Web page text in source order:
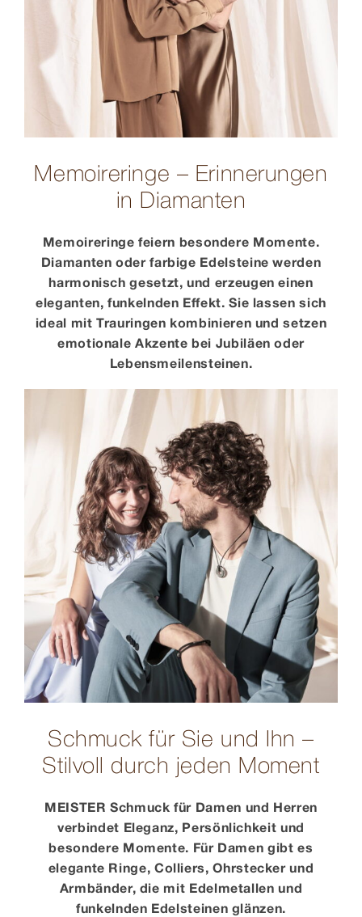
Memoireringe – Erinnerungen
in Diamanten
Memoireringe feiern besondere Momente.
Diamanten oder farbige Edelsteine werden
harmonisch gesetzt, und erzeugen einen
eleganten, funkelnden Effekt. Sie lassen sich
ideal mit Trauringen kombinieren und setzen
emotionale Akzente bei Jubiläen oder
Lebensmeilensteinen.
Schmuck für Sie und Ihn –
Stilvoll durch jeden Moment
MEISTER Schmuck für Damen und Herren
verbindet Eleganz, Persönlichkeit und
besondere Momente. Für Damen gibt es
elegante Ringe, Colliers, Ohrstecker und
Armbänder, die mit Edelmetallen und
funkelnden Edelsteinen glänzen.